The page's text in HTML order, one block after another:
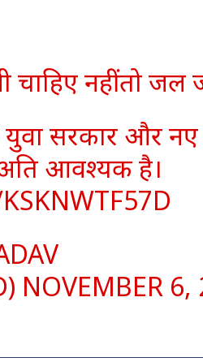
चाहिए नहीं तो जल
सरकार और नए
आवश्यक है।
NOVEMBER 6,